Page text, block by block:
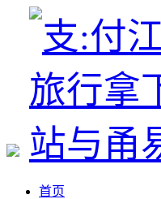
首页